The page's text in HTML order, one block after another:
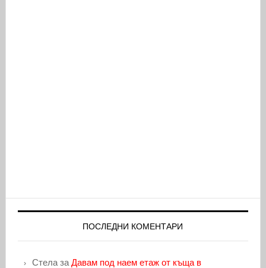
ПОСЛЕДНИ КОМЕНТАРИ
Стелаза Давам под наем етаж от къща в